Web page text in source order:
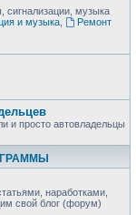
сигнализации, музыка
и музыка,
Ремонт
и просто автовладельцы
наработками,
свой блог (форум)